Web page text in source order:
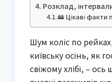
Розклад,
🚋 Цікаві факти
Шум коліс по
київську осінь, як
свіжому хлібі, –